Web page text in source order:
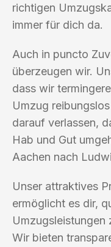
richtigen
immer für dich da.
Auch in puncto
überzeugen wir.
dass wir
Umzug
darauf verlassen,
Hab und Gut
Aachen nach
Unser attraktives
ermöglicht es dir,
Umzugsleistungen
Wir bieten